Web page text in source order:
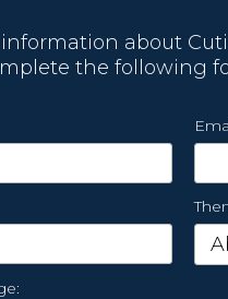
about
the following